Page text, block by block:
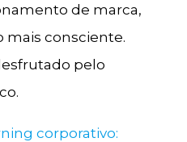
de marca,
mais consciente.
pelo
corporativo: